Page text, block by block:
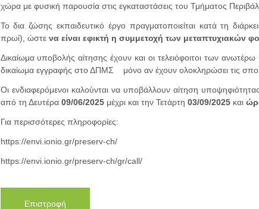
χώρα με φυσική παρουσία στις εγκαταστάσεις του Τμήματος
Το δια ζώσης εκπαιδευτικό έργο πραγματοποιείται κατά τη
πρωί), ώστε να είναι εφικτή η συμμετοχή των μεταπτυχιακών
Δικαίωμα υποβολής αίτησης έχουν και οι τελειόφοιτοι των
δικαίωμα εγγραφής στο ΔΠΜΣ μόνο αν έχουν ολοκληρώσει τις
Οι ενδιαφερόμενοι καλούνται να υποβάλλουν αίτηση υποψηφιότητας
από τη Δευτέρα 09/06/2025 μέχρι και την Τετάρτη 03/09/2025 και
Για περισσότερες πληροφορίες:
https://envi.ionio.gr/preserv-ch/
https://envi.ionio.gr/preserv-ch/gr/call/
Επιστροφή